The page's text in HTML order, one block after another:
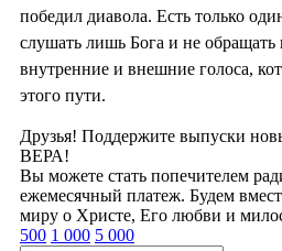
победил диавола. Есть только
слушать лишь Бога и не обращать
внутренние и внешние голоса,
этого пути.
Друзья! Поддержите выпуски
ВЕРА!
Вы можете стать попечителем
ежемесячный платеж. Будем
миру о Христе, Его любви и
500 1 000 5 000